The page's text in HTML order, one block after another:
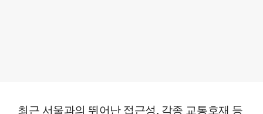
최근 서울과의 뛰어난 접근성, 각종 교통호재 등